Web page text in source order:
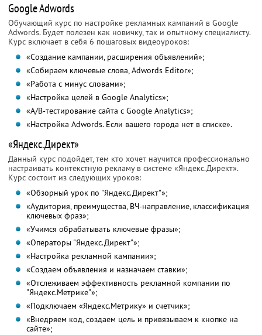
Google Adwords
Обучающий курс по настройке рекламных кампаний в Google
Adwords. Будет полезен как новичку, так и опытному специалисту.
Курс включает в себя 6 пошаговых видеоуроков:
«Создание кампании, расширения объявлений»;
«Собираем ключевые слова, Adwords Editor»;
«Работа с минус словами»;
«Настройка целей в Google Analytics»;
«A/B-тестирование сайта с Google Analytics»;
«Настройка Adwords. Если вашего города нет в списке».
«Яндекс.Директ»
Данный курс подойдет, тем кто хочет научится профессионально
настраивать контекстную рекламу в системе «Яндекс.Директ».
Курс состоит из следующих уроков:
«Обзорный урок по "Яндекс.Директ"»;
«Аудитория, преимущества, ВЧ-направление, классификация
ключевых фраз»;
«Учимся обрабатывать ключевые фразы»;
«Операторы "Яндекс.Директ"»;
«Настройка рекламной кампании»;
«Создаем объявления и назначаем ставки»;
«Отслеживаем эффективность рекламной компании по
"Яндекс.Метрике"»;
«Подключаем «Яндекс.Метрику» и счетчик»;
«Внедряем код, создаем цель и привязываем к кнопке на
сайте»;